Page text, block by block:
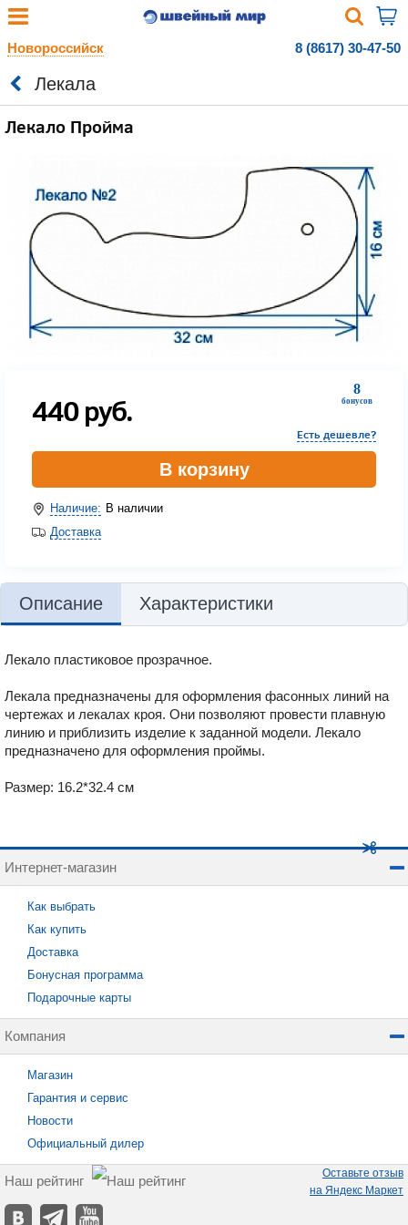
Новороссийск 8 (8617) 30-47-50
Лекала
Лекало Пройма
8
бонусов
440руб.
Есть дешевле?
В корзину
Наличие: В наличии
Доставка
Описание Характеристики
Лекало пластиковое прозрачное.
Лекала предназначены для оформления фасонных линий на
чертежах и лекалах кроя. Они позволяют провести плавную
линию и приблизить изделие к заданной модели. Лекало
предназначено для оформления проймы.
Размер: 16.2*32.4 см
Интернет-магазин
Как выбрать
Как купить
Доставка
Бонусная программа
Подарочные карты
Компания
Магазин
Гарантия и сервис
Новости
Официальный дилер
Наш рейтинг
Оставьте отзыв
на Яндекс Маркет